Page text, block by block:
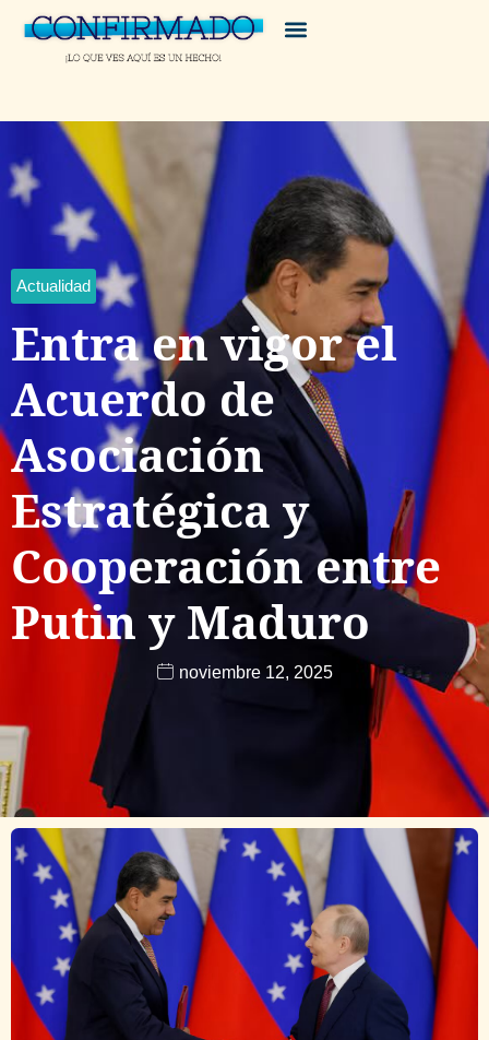
Actualidad
Entra en vigor el
Acuerdo de
Asociación
Estratégica y
Cooperación entre
Putin y Maduro
noviembre 12, 2025